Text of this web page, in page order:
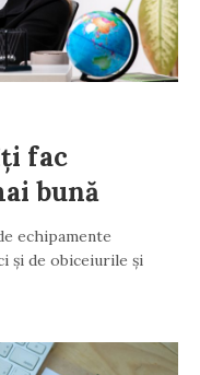
fac
bună
echipamente
și de obiceiurile și